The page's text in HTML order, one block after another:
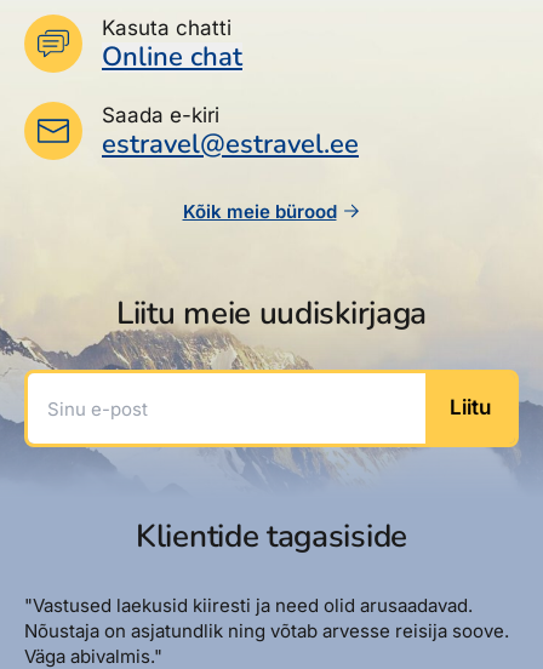
Kasuta chatti
Online chat
Saada e-kiri
estravel@estravel.ee
Kõik meie bürood
Liitu meie uudiskirjaga
Sinu e-post
Liitu
Klientide tagasiside
"Vastused laekusid kiiresti ja need olid arusaadavad.
Nõustaja on asjatundlik ning võtab arvesse reisija soove.
Väga abivalmis."